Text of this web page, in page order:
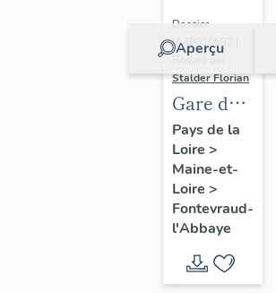
Aperçu
Dossier
IA49010692 |
Réalisé par
Stalder Florian
Gare de
Fontevraud,
actuellement
maison
dite
"Mary
Jan", 5
avenue
Pays de la
Loire >
Maine-et-
Loire >
Fontevraud-
l'Abbaye